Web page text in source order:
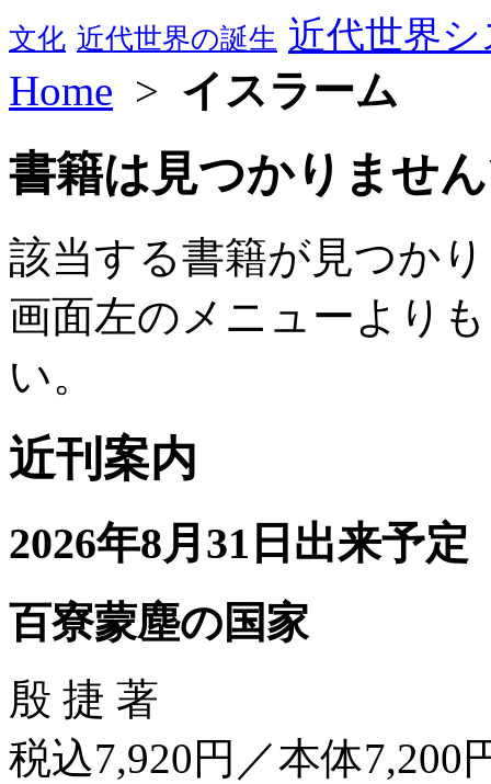
文化 近代世界の誕生 近代世界
Home > イスラーム
書籍は見つかりませ
該当する書籍が見つか
画面左のメニューより
い。
近刊案内
2026年8月31日出来予定
百寮蒙塵の国家
殷 捷 著
税込7,920円／本体7,200